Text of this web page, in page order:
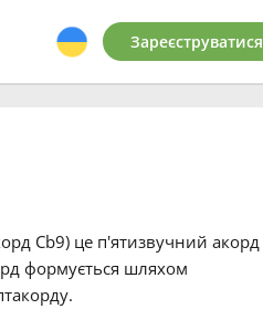
Зареєструватися
Cb9) це п'ятизвучний акорд
формується шляхом